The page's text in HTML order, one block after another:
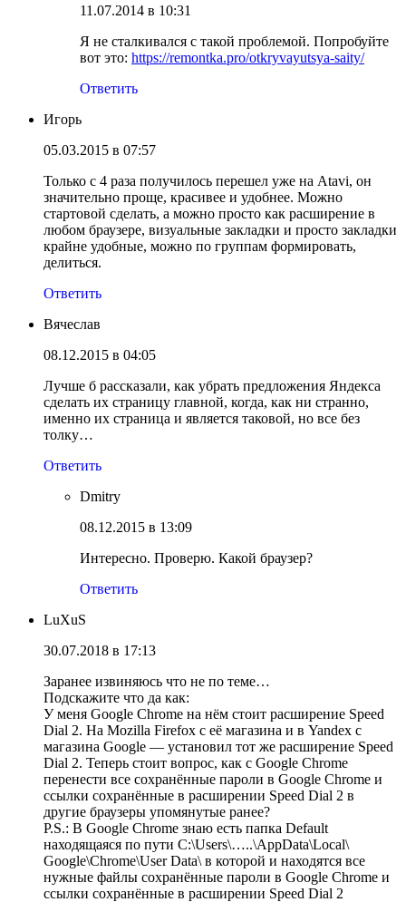
11.07.2014 в 10:31
Я не сталкивался с такой проблемой. Попробуйте
вот это: https://remontka.pro/otkryvayutsya-saity/
Ответить
Игорь
05.03.2015 в 07:57
Только с 4 раза получилось перешел уже на Atavi, он
значительно проще, красивее и удобнее. Можно
стартовой сделать, а можно просто как расширение в
любом браузере, визуальные закладки и просто закладки
крайне удобные, можно по группам формировать,
делиться.
Ответить
Вячеслав
08.12.2015 в 04:05
Лучше б рассказали, как убрать предложения Яндекса
сделать их страницу главной, когда, как ни странно,
именно их страница и является таковой, но все без
толку…
Ответить
Dmitry
08.12.2015 в 13:09
Интересно. Проверю. Какой браузер?
Ответить
LuXuS
30.07.2018 в 17:13
Заранее извиняюсь что не по теме…
Подскажите что да как:
У меня Google Chrome на нём стоит расширение Speed
Dial 2. На Mozilla Firefox с её магазина и в Yandex с
магазина Google — установил тот же расширение Speed
Dial 2. Теперь стоит вопрос, как с Google Chrome
перенести все сохранённые пароли в Google Chrome и
ссылки сохранённые в расширении Speed Dial 2 в
другие браузеры упомянутые ранее?
P.S.: В Google Chrome знаю есть папка Default
находящаяся по пути C:\Users\…..\AppData\Local\
Google\Chrome\User Data\ в которой и находятся все
нужные файлы сохранённые пароли в Google Chrome и
ссылки сохранённые в расширении Speed Dial 2